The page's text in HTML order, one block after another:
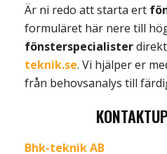
Är ni redo att starta ert
formuläret här nere till
fönsterspecialister
teknik.se. Vi hjälper er
från behovsanalys till
Bhk-teknik AB